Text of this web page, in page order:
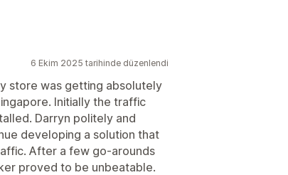
6 Ekim 2025 tarihinde düzenlendi
store was getting absolutely
Initially the traffic
Darryn politely and
developing a solution that
After a few go-arounds
proved to be unbeatable.